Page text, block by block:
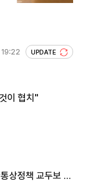
UPDATE
이 협치"
상정책 교두보 활